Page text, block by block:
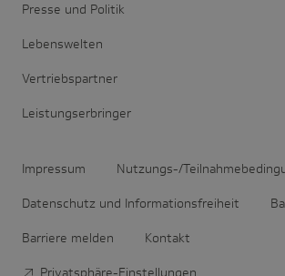
Presse und Politik
Lebenswelten
Vertriebspartner
Leistungserbringer
Impressum Nutzungs-/
Datenschutz und Informationsfreiheit
Barriere melden Kontakt